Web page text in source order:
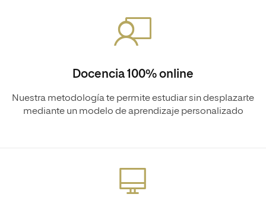
Docencia 100% online
Nuestra metodología te permite estudiar sin desplazarte
mediante un modelo de aprendizaje personalizado